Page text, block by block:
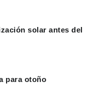
solar antes del
para otoño